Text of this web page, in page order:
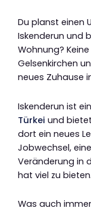
Du planst einen
Iskenderun und
Wohnung?
Gelsenkirchen
neues Zuhause
Iskenderun ist
Türkei und
dort ein neues
Jobwechsel,
Veränderung in
hat viel zu bieten.
Was auch